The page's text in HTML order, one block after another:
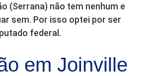
(Serrana) não tem nenhum e
sem. Por isso optei por ser
federal.
em Joinville